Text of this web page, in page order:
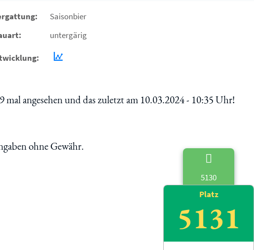
Saisonbier
untergärig
angesehen und das zuletzt am 10.03.2024 - 10:35 Uhr!
ohne Gewähr.
5130
Platz
5131